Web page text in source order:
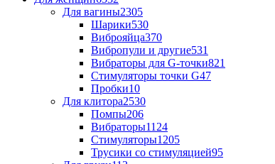
Для вагины2305
Шарики530
Виброяйца370
Вибропули и другие531
Вибраторы для G-точки821
Стимуляторы точки G47
Пробки10
Для клитора2530
Помпы206
Вибраторы1124
Стимуляторы1205
Трусики со стимуляцией95